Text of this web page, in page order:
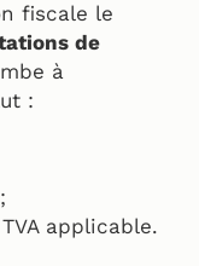
fiscale le
de
à
:
applicable.